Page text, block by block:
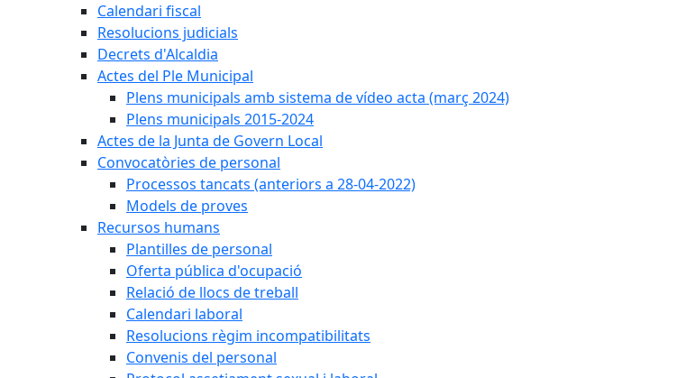
Calendari fiscal
Resolucions judicials
Decrets d'Alcaldia
Actes del Ple Municipal
Plens municipals amb sistema de vídeo acta (març 2024)
Plens municipals 2015-2024
Actes de la Junta de Govern Local
Convocatòries de personal
Processos tancats (anteriors a 28-04-2022)
Models de proves
Recursos humans
Plantilles de personal
Oferta pública d'ocupació
Relació de llocs de treball
Calendari laboral
Resolucions règim incompatibilitats
Convenis del personal